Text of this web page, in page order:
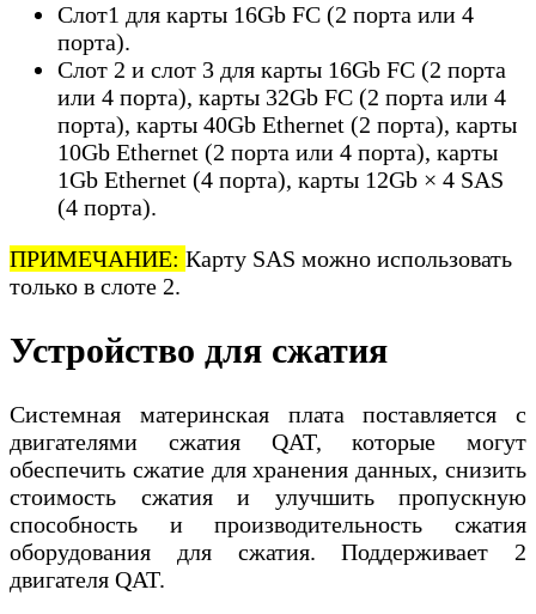
Слот1 для карты 16Gb FC (2 порта или 4
порта).
Слот 2 и слот 3 для карты 16Gb FC (2 порта
или 4 порта), карты 32Gb FC (2 порта или 4
порта), карты 40Gb Ethernet (2 порта), карты
10Gb Ethernet (2 порта или 4 порта), карты
1Gb Ethernet (4 порта), карты 12Gb × 4 SAS
(4 порта).
ПРИМЕЧАНИЕ: Карту SAS можно использовать
только в слоте 2.
Устройство для сжатия
Системная материнская плата поставляется с
двигателями сжатия QAT, которые могут
обеспечить сжатие для хранения данных, снизить
стоимость сжатия и улучшить пропускную
способность и производительность сжатия
оборудования для сжатия. Поддерживает 2
двигателя QAT.